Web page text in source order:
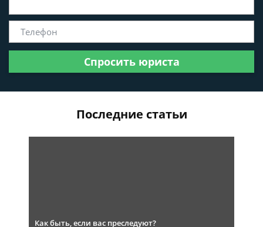
Спросить юриста
Последние статьи
Как быть, если вас преследуют?